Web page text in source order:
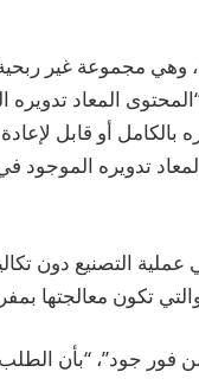
مجموعة غير ربحية
“إشكالي” في عام 2024، لأن تسمية “المحتوى
أو قابل لإعادة
تدويره الموجود
التصنيع دون
تكون معالجتها
فور جود”، “بأن